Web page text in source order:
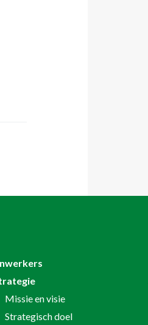
Missie en visie
Strategisch doel